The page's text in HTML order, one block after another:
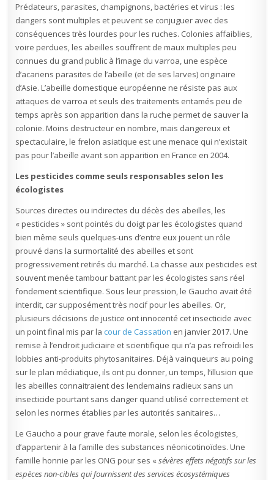
Prédateurs, parasites, champignons, bactéries et virus : les
dangers sont multiples et peuvent se conjuguer avec des
conséquences très lourdes pour les ruches. Colonies affaiblies,
voire perdues, les abeilles souffrent de maux multiples peu
connues du grand public à l’image du varroa, une espèce
d’acariens parasites de l’abeille (et de ses larves) originaire
d’Asie. L’abeille domestique européenne ne résiste pas aux
attaques de varroa et seuls des traitements entamés peu de
temps après son apparition dans la ruche permet de sauver la
colonie. Moins destructeur en nombre, mais dangereux et
spectaculaire, le frelon asiatique est une menace qui n’existait
pas pour l’abeille avant son apparition en France en 2004.
Les pesticides comme seuls responsables selon les
écologistes
Sources directes ou indirectes du décès des abeilles, les
« pesticides » sont pointés du doigt par les écologistes quand
bien même seuls quelques-uns d’entre eux jouent un rôle
prouvé dans la surmortalité des abeilles et sont
progressivement retirés du marché. La chasse aux pesticides est
souvent menée tambour battant par les écologistes sans réel
fondement scientifique. Sous leur pression, le Gaucho avait été
interdit, car supposément très nocif pour les abeilles. Or,
plusieurs décisions de justice ont innocenté cet insecticide avec
un point final mis par la cour de Cassation en janvier 2017. Une
remise à l’endroit judiciaire et scientifique qui n’a pas refroidi les
lobbies anti-produits phytosanitaires. Déjà vainqueurs au poing
sur le plan médiatique, ils ont pu donner, un temps, l’illusion que
les abeilles connaitraient des lendemains radieux sans un
insecticide pourtant sans danger quand utilisé correctement et
selon les normes établies par les autorités sanitaires…
Le Gaucho a pour grave faute morale, selon les écologistes,
d’appartenir à la famille des substances néonicotinoïdes. Une
famille honnie par les ONG pour ses «sévères effets négatifs sur les
espèces non-cibles qui fournissent des services écosystémiques